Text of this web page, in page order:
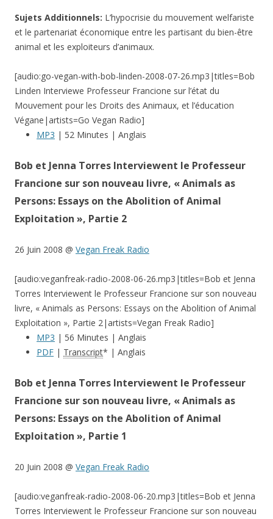
Sujets Additionnels: L’hypocrisie du mouvement welfariste
et le partenariat économique entre les partisant du bien-être
animal et les exploiteurs d’animaux.
[audio:go-vegan-with-bob-linden-2008-07-26.mp3|titles=Bob
Linden Interviewe Professeur Francione sur l’état du
Mouvement pour les Droits des Animaux, et l’éducation
Végane|artists=Go Vegan Radio]
MP3 | 52 Minutes | Anglais
Bob et Jenna Torres Interviewent le Professeur
Francione sur son nouveau livre, « Animals as
Persons: Essays on the Abolition of Animal
Exploitation », Partie 2
26 Juin 2008 @ Vegan Freak Radio
[audio:veganfreak-radio-2008-06-26.mp3|titles=Bob et Jenna
Torres Interviewent le Professeur Francione sur son nouveau
livre, « Animals as Persons: Essays on the Abolition of Animal
Exploitation », Partie 2|artists=Vegan Freak Radio]
MP3 | 56 Minutes | Anglais
PDF | Transcript* | Anglais
Bob et Jenna Torres Interviewent le Professeur
Francione sur son nouveau livre, « Animals as
Persons: Essays on the Abolition of Animal
Exploitation », Partie 1
20 Juin 2008 @ Vegan Freak Radio
[audio:veganfreak-radio-2008-06-20.mp3|titles=Bob et Jenna
Torres Interviewent le Professeur Francione sur son nouveau